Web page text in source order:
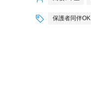
保護者同伴OK